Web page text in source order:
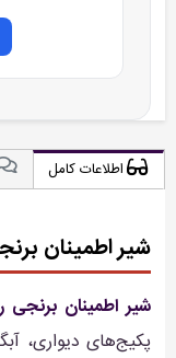
اطلاعات کامل
شیر اطمینان
شیر اطمینان برنجی
پکیج‌های دیواری،